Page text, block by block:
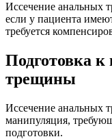
Иссечение анальных
если у пациента
требуется
Подготовка к
трещины
Иссечение анальных
манипуляция,
подготовки.